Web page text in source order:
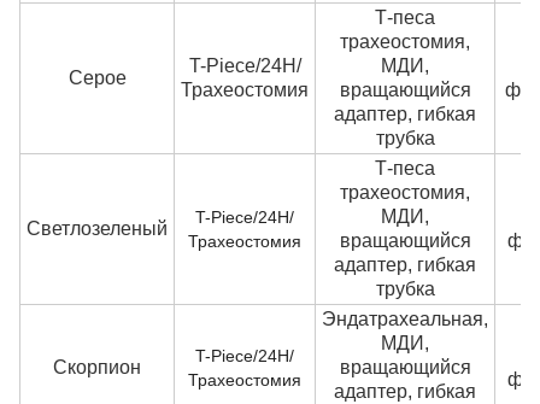
Серое
T-Piece/24H/
Трахеостомия
Т-песа
трахеостомия,
МДИ,
вращающийся
адаптер, гибкая
трубка
Светлозеленый
T-Piece/24H/
Трахеостомия
Т-песа
трахеостомия,
МДИ,
вращающийся
адаптер, гибкая
трубка
Скорпион
T-Piece/24H/
Трахеостомия
Эндатрахеальная,
МДИ,
вращающийся
адаптер, гибкая